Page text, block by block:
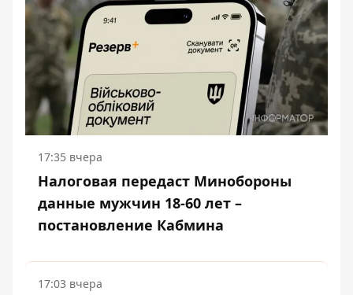
17:35 вчера
Налоговая передаст Минобороны
данные мужчин 18-60 лет –
постановление Кабмина
17:03 вчера